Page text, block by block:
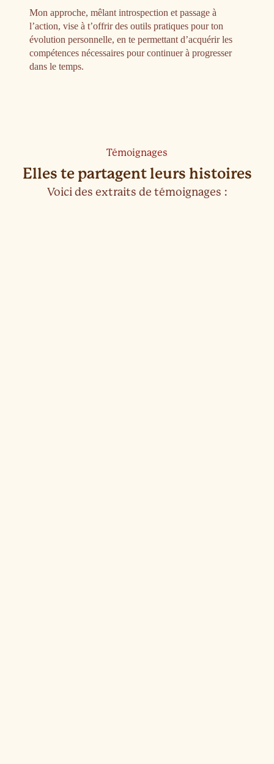
Mon approche, mêlant introspection et passage à
l’action, vise à t’offrir des outils pratiques pour ton
évolution personnelle, en te permettant d’acquérir les
compétences nécessaires pour continuer à progresser
dans le temps.
Témoignages
Elles te partagent leurs histoires
Voici des extraits de témoignages :